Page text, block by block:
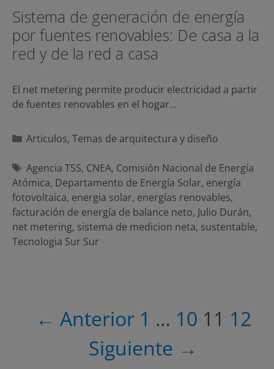
Sistema de generación de energía
por fuentes renovables: De casa a la
red y de la red a casa
El net metering permite producir electricidad a partir
de fuentes renovables en el hogar…
Categorías
Articulos, Temas de arquitectura y diseño
Etiquetas
Agencia TSS, CNEA, Comisión Nacional de Energía
Atómica, Departamento de Energía Solar, energía
fotovoltaica, energia solar, energías renovables,
facturación de energía de balance neto, Julio Durán,
net metering, sistema de medicion neta, sustentable,
Tecnologia Sur Sur
Navegación
← Anterior 1 … 10 11 12
Siguiente →